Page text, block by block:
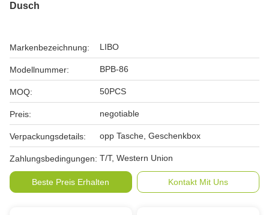
Dusch
Markenbezeichnung: LIBO
Modellnummer: BPB-86
MOQ: 50PCS
Preis: negotiable
Verpackungsdetails: opp Tasche, Geschenkbox
Zahlungsbedingungen: T/T, Western Union
Beste Preis Erhalten Kontakt Mit Uns